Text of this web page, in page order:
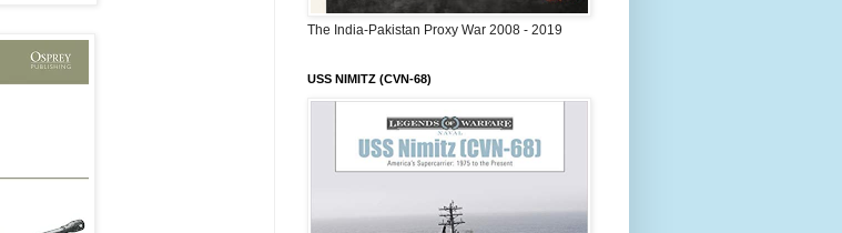
The India-Pakistan Proxy War 2008 - 2019
USS NIMITZ (CVN-68)